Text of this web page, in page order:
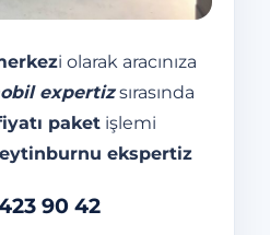
i olarak aracınıza
expertizsırasında
paket işlemi
ekspertiz
90 42